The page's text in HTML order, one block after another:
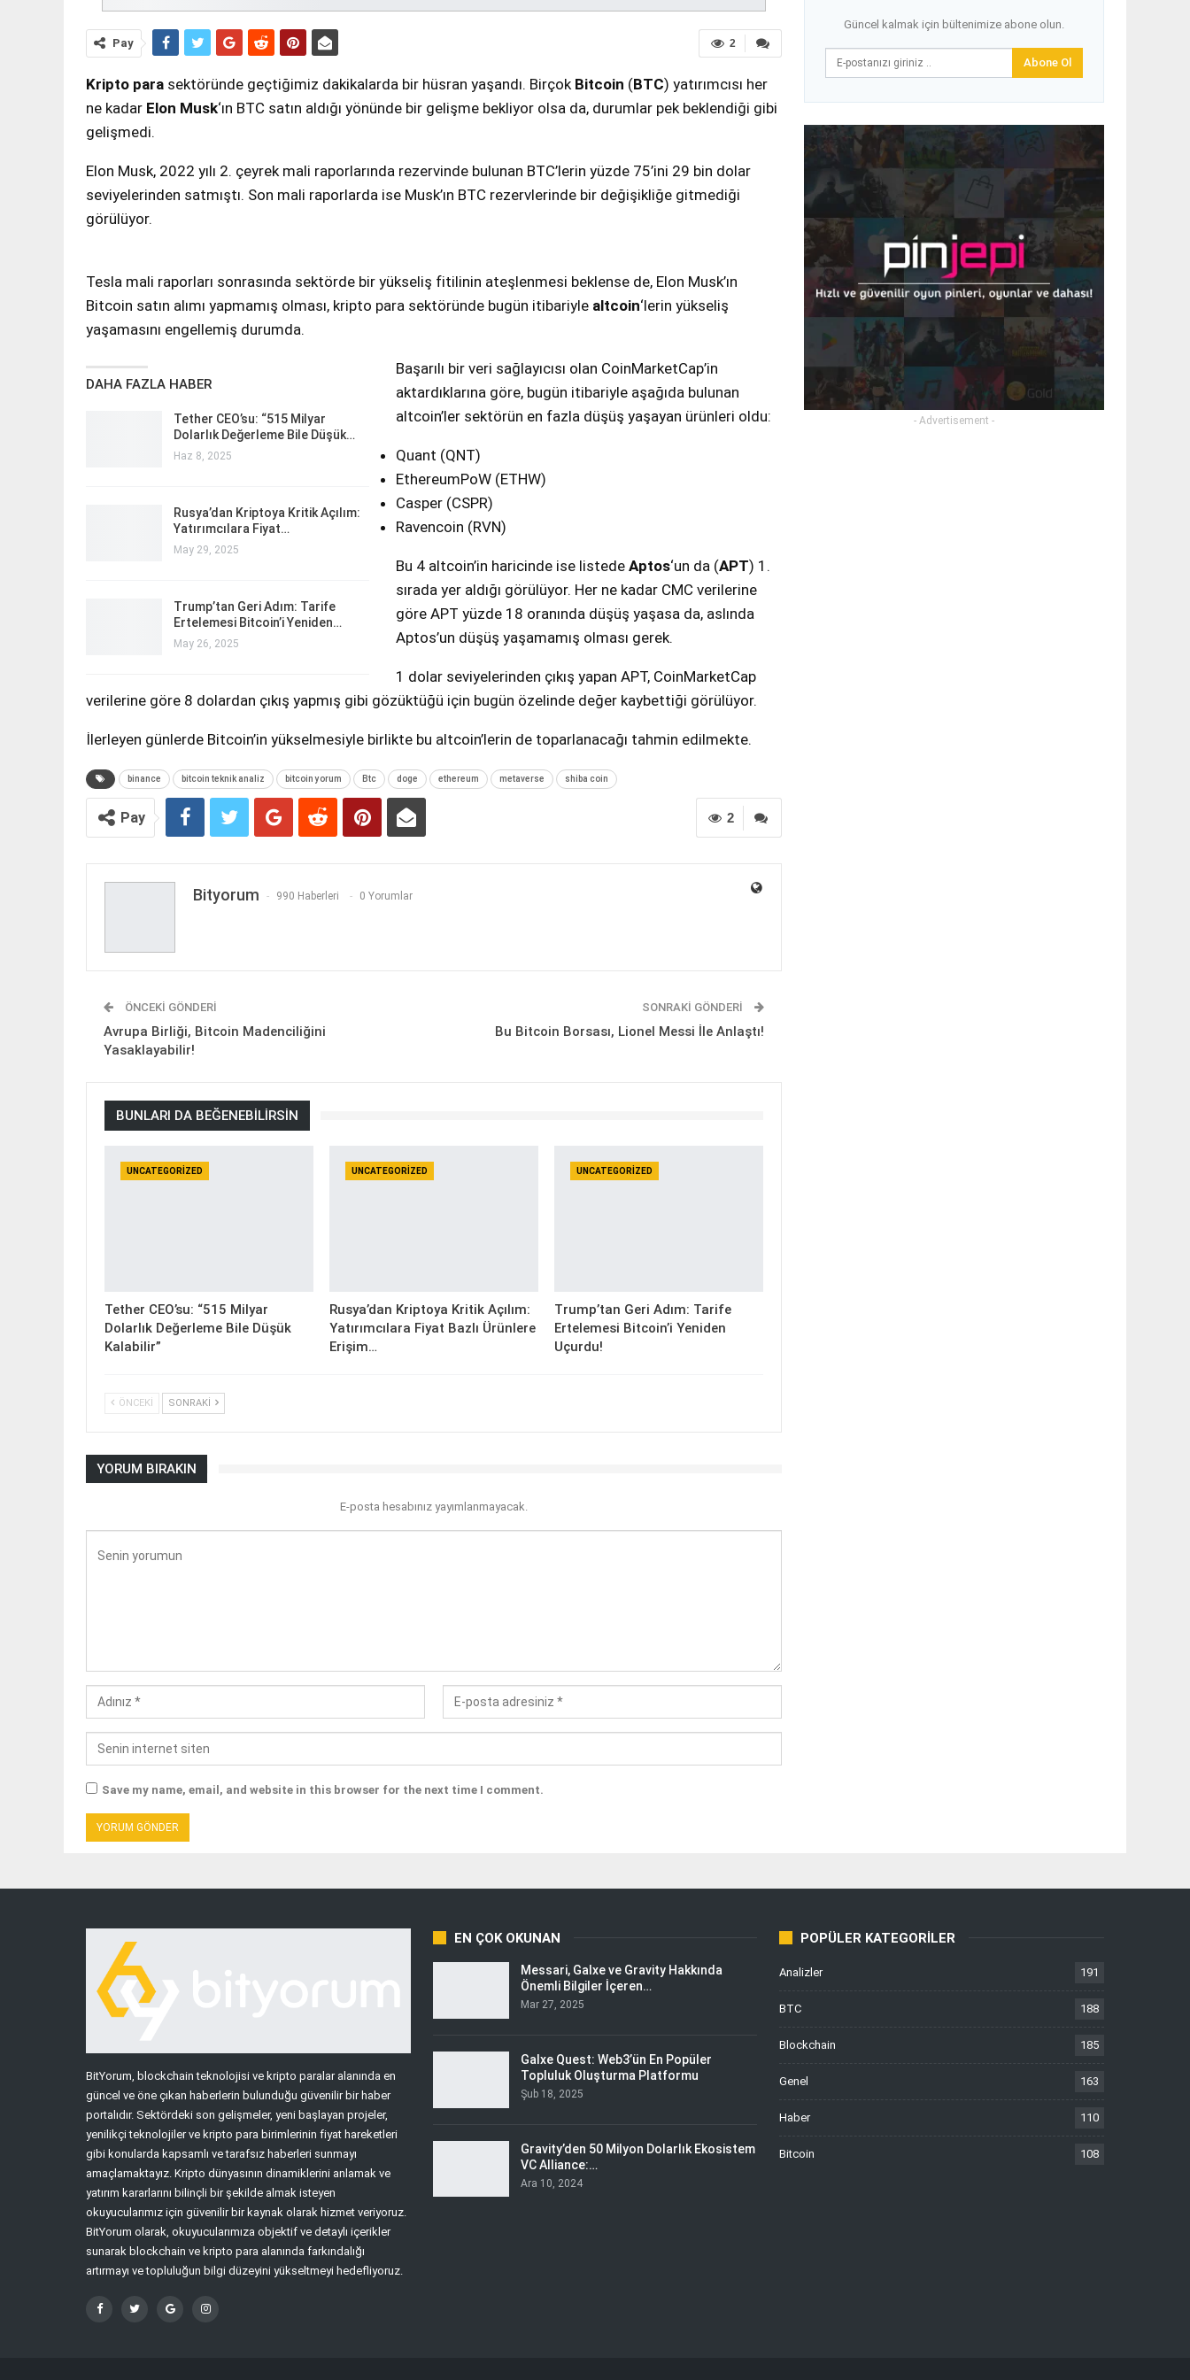
2
Pay
Kripto para sektöründe geçtiğimiz dakikalarda bir hüsran yaşandı. Birçok Bitcoin (BTC) yatırımcısı her
ne kadar Elon Musk‘ın BTC satın aldığı yönünde bir gelişme bekliyor olsa da, durumlar pek beklendiği gibi
gelişmedi.
Elon Musk, 2022 yılı 2. çeyrek mali raporlarında rezervinde bulunan BTC’lerin yüzde 75’ini 29 bin dolar
seviyelerinden satmıştı. Son mali raporlarda ise Musk’ın BTC rezervlerinde bir değişikliğe gitmediği
görülüyor.
Tesla mali raporları sonrasında sektörde bir yükseliş fitilinin ateşlenmesi beklense de, Elon Musk’ın
Bitcoin satın alımı yapmamış olması, kripto para sektöründe bugün itibariyle altcoin‘lerin yükseliş
yaşamasını engellemiş durumda.
DAHA FAZLA HABER
Tether CEO’su: “515 Milyar
Dolarlık Değerleme Bile Düşük…
Haz 8, 2025
Rusya’dan Kriptoya Kritik Açılım:
Yatırımcılara Fiyat…
May 29, 2025
Trump’tan Geri Adım: Tarife
Ertelemesi Bitcoin’i Yeniden…
May 26, 2025
Başarılı bir veri sağlayıcısı olan CoinMarketCap’in
aktardıklarına göre, bugün itibariyle aşağıda bulunan
altcoin’ler sektörün en fazla düşüş yaşayan ürünleri oldu:
Quant (QNT)
EthereumPoW (ETHW)
Casper (CSPR)
Ravencoin (RVN)
Bu 4 altcoin’in haricinde ise listede Aptos‘un da (APT) 1.
sırada yer aldığı görülüyor. Her ne kadar CMC verilerine
göre APT yüzde 18 oranında düşüş yaşasa da, aslında
Aptos’un düşüş yaşamamış olması gerek.
1 dolar seviyelerinden çıkış yapan APT, CoinMarketCap
verilerine göre 8 dolardan çıkış yapmış gibi gözüktüğü için bugün özelinde değer kaybettiği görülüyor.
İlerleyen günlerde Bitcoin’in yükselmesiyle birlikte bu altcoin’lerin de toparlanacağı tahmin edilmekte.
binance bitcoin teknik analiz bitcoin yorum Btc doge ethereum metaverse shiba coin
2
Pay
Bityorum 990 Haberleri 0 Yorumlar
ÖNCEKI GÖNDERI
Avrupa Birliği, Bitcoin Madenciliğini
Yasaklayabilir!
SONRAKI GÖNDERI
Bu Bitcoin Borsası, Lionel Messi İle Anlaştı!
BUNLARI DA BEĞENEBILIRSIN
UNCATEGORIZED
Tether CEO’su: “515 Milyar
Dolarlık Değerleme Bile Düşük
Kalabilir”
UNCATEGORIZED
Rusya’dan Kriptoya Kritik Açılım:
Yatırımcılara Fiyat Bazlı Ürünlere
Erişim…
UNCATEGORIZED
Trump’tan Geri Adım: Tarife
Ertelemesi Bitcoin’i Yeniden
Uçurdu!
ÖNCEKI SONRAKI
YORUM BIRAKIN
E-posta hesabınız yayımlanmayacak.
Save my name, email, and website in this browser for the next time I comment.
Güncel kalmak için bültenimize abone olun.
Abone Ol
- Advertisement -
BitYorum, blockchain teknolojisi ve kripto paralar alanında en
güncel ve öne çıkan haberlerin bulunduğu güvenilir bir haber
portalıdır. Sektördeki son gelişmeler, yeni başlayan projeler,
yenilikçi teknolojiler ve kripto para birimlerinin fiyat hareketleri
gibi konularda kapsamlı ve tarafsız haberleri sunmayı
amaçlamaktayız. Kripto dünyasının dinamiklerini anlamak ve
yatırım kararlarını bilinçli bir şekilde almak isteyen
okuyucularımız için güvenilir bir kaynak olarak hizmet veriyoruz.
BitYorum olarak, okuyucularımıza objektif ve detaylı içerikler
sunarak blockchain ve kripto para alanında farkındalığı
artırmayı ve topluluğun bilgi düzeyini yükseltmeyi hedefliyoruz.
EN ÇOK OKUNAN
Messari, Galxe ve Gravity Hakkında
Önemli Bilgiler İçeren…
Mar 27, 2025
Galxe Quest: Web3’ün En Popüler
Topluluk Oluşturma Platformu
Şub 18, 2025
Gravity’den 50 Milyon Dolarlık Ekosistem
VC Alliance:…
Ara 10, 2024
POPÜLER KATEGORILER
Analizler 191
BTC 188
Blockchain 185
Genel 163
Haber 110
Bitcoin 108